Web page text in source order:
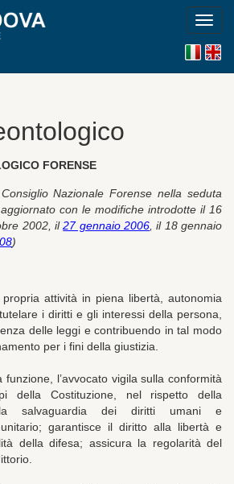
FORENSE
Nazionale Forense nella seduta
con le modifiche introdotte il 16
2002, il 27 gennaio 2006 , il 18 gennaio
)
propria attività in piena libertà, autonomia
i diritti e gli interessi della persona,
delle leggi e contribuendo in tal modo
per i fini della giustizia.
funzione, l’avvocato vigila sulla conformità
della Costituzione, nel rispetto della
salvaguardia dei diritti umani e
garantisce il diritto alla libertà e
della difesa; assicura la regolarità del